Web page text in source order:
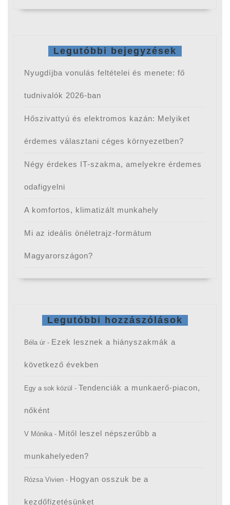
Legutóbbi bejegyzések
Nyugdíjba vonulás feltételei és menete: fő
tudnivalók 2026-ban
Hőszivattyú és elektromos kazán: Melyiket
érdemes választani céges környezetben?
Négy érdekes IT-szakma, amelyekre érdemes
odafigyelni
A komfortos, klimatizált munkahely
Mi az ideális önéletrajz-formátum
Magyarországon?
Legutóbbi hozzászólások
Béla úr - Ezek lesznek a hiányszakmák a
következő években
Egy a sok közül -Tendenciák a munkaerő-piacon,
nőként
V Mónika - Mitől leszel népszerűbb a
munkahelyeden?
Rózsa Vivien - Hogyan osszuk be a
kezdőfizetésünket